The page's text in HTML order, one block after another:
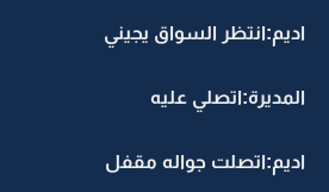
اديم:انتظر السواق يجيني
المديرة:اتصلي عليه
اديم:اتصلت جواله مقفل